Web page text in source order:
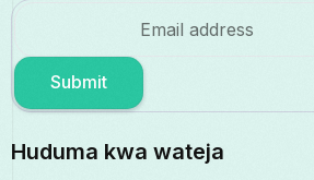
Submit
Huduma kwa wateja